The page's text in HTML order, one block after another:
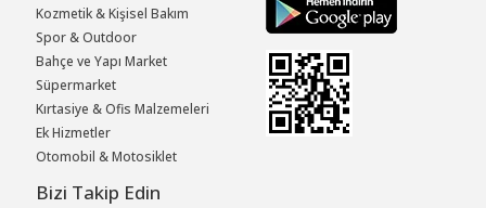
Kozmetik & Kişisel Bakım
Spor & Outdoor
Bahçe ve Yapı Market
Süpermarket
Kırtasiye & Ofis Malzemeleri
Ek Hizmetler
Otomobil & Motosiklet
Bizi Takip Edin